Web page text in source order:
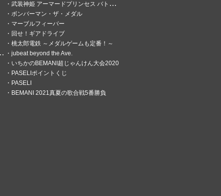
武装神姫 アーマードプリンセス バトルコンダクター
ボンバーマン・ザ・メダル
マーブルフィーバー
回せ！ギアドライブ
桃太郎電鉄 ～メダルゲームも定番！～
jubeat beyond the Ave.
いちかのBEMANI超じゃんけん大会2020
PASELIポイントくじ
PASELI
BEMANI 2021真夏の歌合戦5番勝負